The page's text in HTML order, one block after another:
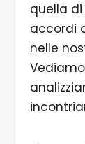
quella
accordi
nelle